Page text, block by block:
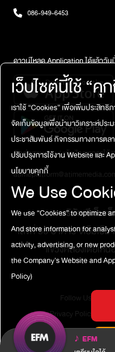
♪ EFM
086-949-6453
ดาวน์โหลด Application ได้แล้ววั
ติดต่อสอบถาม / แจ้งปัญหาการใช้
บริษัท จีเอ็มเ
เลขที่ 50 อาคาร จีเอ็มเอ็
แขวงคลองเตยเห
Follow Us
Privacy Policy
เว็บไซต์นี้ใช้ “คุ
เราใช้ “Cookies” เพื่อเพิ่มประสิทธิ
จัดเก็บข้อมูลเพื่อนำมาวิเคราะห์ปร
ประชาสัมพันธ์ กิจกรรมทางการต
ปรับปรุงการใช้งาน Website และ
นโยบายคุกกี้
We Use
We use “Cookies” to optimize
And store information for
activity, advertising, or new
the Company's Website and
Policy)